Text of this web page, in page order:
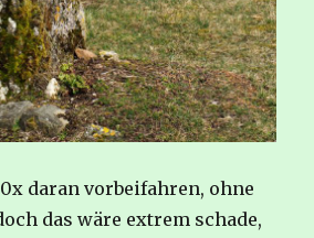
daran vorbeifahren, ohne
das wäre extrem schade,